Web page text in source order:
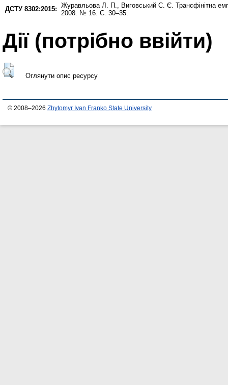
ДСТУ 8302:2015: Журавльова Л. П. Виговський С. Є. Трансфінітна
2008. № 16. С. 30–35.
Дії ​​(потрібно ввійти)
Оглянути опис ресурсу
© 2008–2026 Zhytomyr Ivan Franko State University